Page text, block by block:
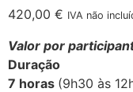
420,00 € IVA não
Valor por
Duração
7 horas (9h30 às